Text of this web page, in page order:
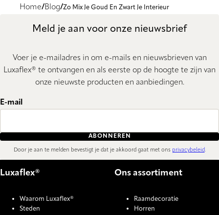
Home Blog Zo Mix Je Goud En Zwart Je Interieur
Meld je aan voor onze nieuwsbrief
Voer je e-mailadres in om e-mails en nieuwsbrieven van
Luxaflex® te ontvangen en als eerste op de hoogte te zijn van
onze nieuwste producten en aanbiedingen.
E-mail
ABONNEREN
Door je aan te melden bevestigt je dat je akkoord gaat met ons privacybeleid.
Luxaflex®
Waarom Luxaflex®
Steden
Ons assortiment
Raamdecoratie
Horren